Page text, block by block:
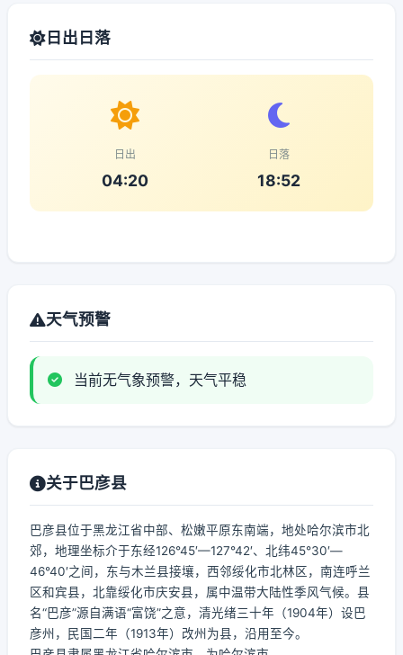
日出日落
日出
04:20
日落
18:52
天气预警
当前无气象预警，天气平稳
关于巴彦县
巴彦县位于黑龙江省中部、松嫩平原东南端，地处哈尔滨市北
郊，地理坐标介于东经126°45′—127°42′、北纬45°30′—
46°40′之间，东与木兰县接壤，西邻绥化市北林区，南连呼兰
区和宾县，北靠绥化市庆安县，属中温带大陆性季风气候。县
名“巴彦”源自满语“富饶”之意，清光绪三十年（1904年）设巴
彦州，民国二年（1913年）改州为县，沿用至今。